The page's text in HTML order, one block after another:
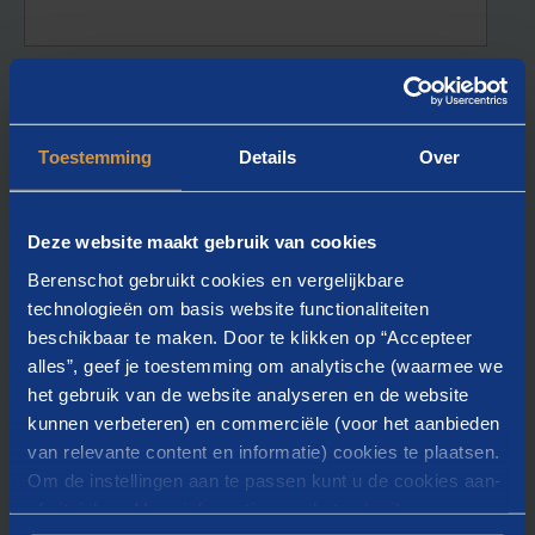
Toestemming Details Over
Deze website maakt gebruik van cookies
Berenschot gebruikt cookies en vergelijkbare
technologieën om basis website functionaliteiten
beschikbaar te maken. Door te klikken op “Accepteer
alles”, geef je toestemming om analytische (waarmee we
het gebruik van de website analyseren en de website
kunnen verbeteren) en commerciële (voor het aanbieden
van relevante content en informatie) cookies te plaatsen.
Om de instellingen aan te passen kunt u de cookies aan-
TELEFOONNUMMER DEELNEMER*
E-MAILADRES DEELNEMER*